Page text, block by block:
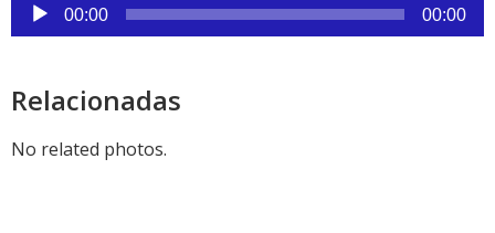
audio
00:00 00:00
Relacionadas
No related photos.